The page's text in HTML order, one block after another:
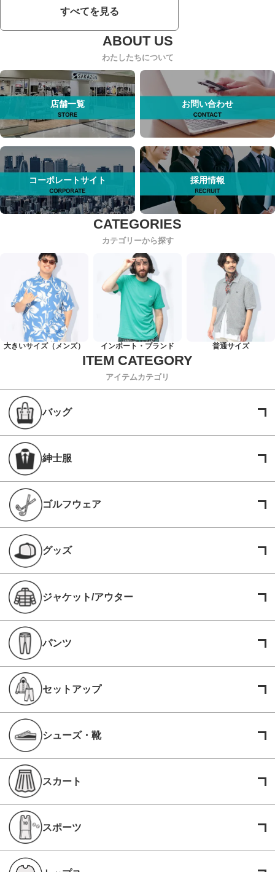
すべてを見る
わたしたちについて
店舗一覧 お問い合わせ
コーポレートサイト 採用情報
カテゴリーから探す
大きいサイズ（メンズ） インポート・ブランド 普通サイズ
アイテムカテゴリ
バッグ
紳士服
ゴルフウェア
グッズ
ジャケット/アウター
パンツ
セットアップ
シューズ・靴
スカート
スポーツ